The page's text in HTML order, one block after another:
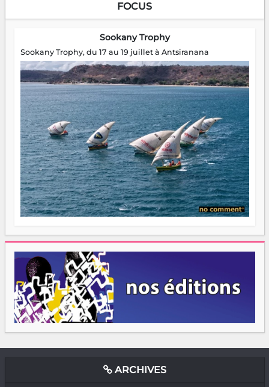
FOCUS
Sookany Trophy
Sookany Trophy, du 17 au 19 juillet à Antsiranana
ARCHIVES